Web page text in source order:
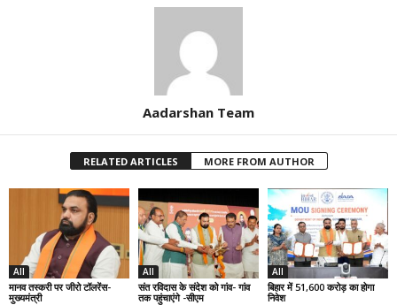
Aadarshan Team
RELATED ARTICLES MORE FROM AUTHOR
All
मानव तस्करी पर जीरो टॉलरेंस-
मुख्यमंत्री
All
संत रविदास के संदेश को गांव- गांव
तक पहुंचाएंगे -सीएम
All
बिहार में 51,600 करोड़ का होगा
निवेश